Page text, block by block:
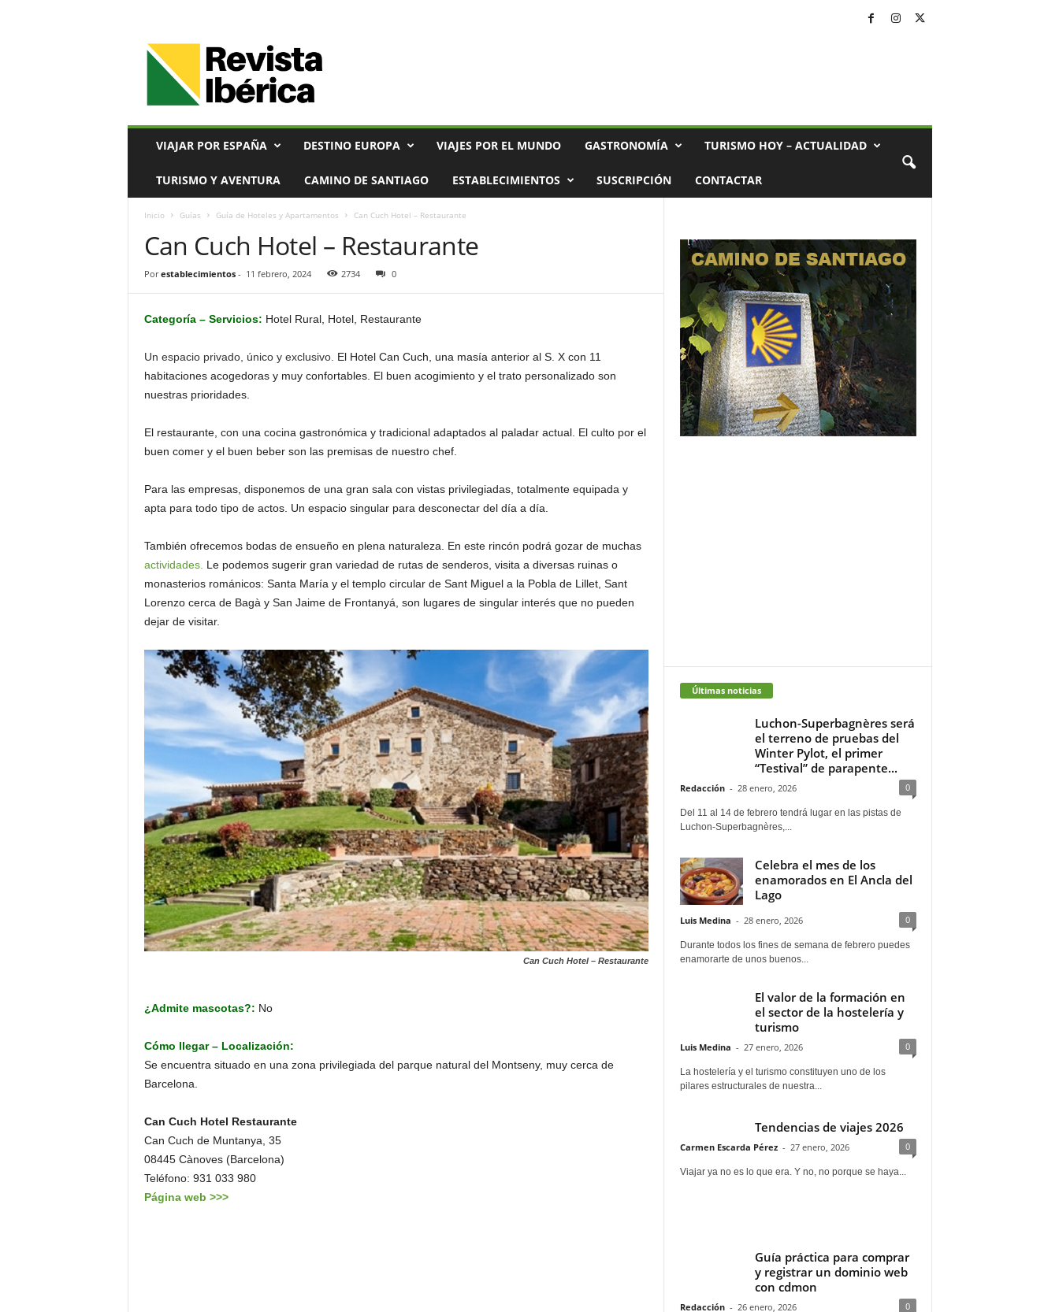
VIAJAR POR ESPAÑA DESTINO EUROPA VIAJES POR EL MUNDO GASTRONOMÍA TURISMO HOY – ACTUALIDAD
TURISMO Y AVENTURA CAMINO DE SANTIAGO ESTABLECIMIENTOS SUSCRIPCIÓN CONTACTAR
Inicio Guías Guía de Hoteles y Apartamentos Can Cuch Hotel – Restaurante
Can Cuch Hotel – Restaurante
Por establecimientos- 11 febrero, 2024 2734 0
Categoría– Servicios: Hotel Rural, Hotel, Restaurante
Un espacio privado, único y exclusivo. El Hotel Can Cuch, una masía anterior al S. X con 11
habitaciones acogedoras y muy confortables. El buen acogimiento y el trato personalizado son
nuestras prioridades.
El restaurante, con una cocina gastronómica y tradicional adaptados al paladar actual. El culto por el
buen comer y el buen beber son las premisas de nuestro chef.
Para las empresas, disponemos de una gran sala con vistas privilegiadas, totalmente equipada y
apta para todo tipo de actos. Un espacio singular para desconectar del día a día.
También ofrecemos bodas de ensueño en plena naturaleza. En este rincón podrá gozar de muchas
actividades. Le podemos sugerir gran variedad de rutas de senderos, visita a diversas ruinas o
monasterios románicos: Santa María y el templo circular de Sant Miguel a la Pobla de Lillet, Sant
Lorenzo cerca de Bagà y San Jaime de Frontanyá, son lugares de singular interés que no pueden
dejar de visitar.
Can Cuch Hotel – Restaurante
¿Admite mascotas?: No
Cómo llegar – Localización:
Se encuentra situado en una zona privilegiada del parque natural del Montseny, muy cerca de
Barcelona.
Can Cuch Hotel Restaurante
Can Cuch de Muntanya, 35
08445 Cànoves (Barcelona)
Teléfono: 931 033 980
Página web >>>
Últimas noticias
Luchon-Superbagnères será
el terreno de pruebas del
Winter Pylot, el primer
“Testival” de parapente...
Redacción - 28 enero, 2026 0
Del 11 al 14 de febrero tendrá lugar en las pistas de
Luchon-Superbagnères,...
Celebra el mes de los
enamorados en El Ancla del
Lago
Luis Medina - 28 enero, 2026 0
Durante todos los fines de semana de febrero puedes
enamorarte de unos buenos...
El valor de la formación en
el sector de la hostelería y
turismo
Luis Medina - 27 enero, 2026 0
La hostelería y el turismo constituyen uno de los
pilares estructurales de nuestra...
Tendencias de viajes 2026
Carmen Escarda Pérez - 27 enero, 2026 0
Viajar ya no es lo que era. Y no, no porque se haya...
Guía práctica para comprar
y registrar un dominio web
con cdmon
Redacción - 26 enero, 2026 0